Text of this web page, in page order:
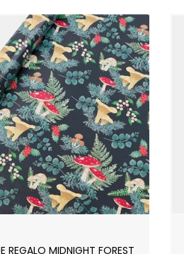
REGALO MIDNIGHT FOREST